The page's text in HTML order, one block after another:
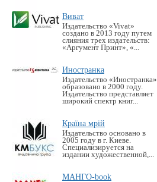
Виват
Издательство «Vivat»
создано в 2013 году путем
слияния трех издательств:
«Аргумент Принт», «...
Иностранка
Издательство «Иностранка»
образовано в 2000 году.
Издательство представляет
широкий спектр книг...
Країна мрій
Издательство основано в
2005 году в г. Киеве.
Специализируется на
издании художественной,...
МАНГО-book